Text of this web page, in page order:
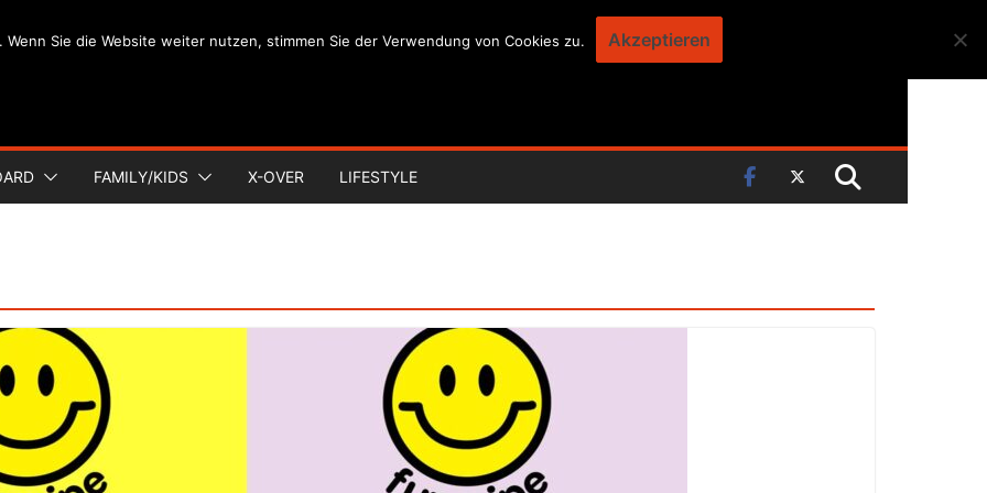
FAMILY/KIDS X-OVER LIFESTYLE
Wenn Sie die Website weiter nutzen, stimmen Sie der Verwendung von Cookies zu. Akzeptieren